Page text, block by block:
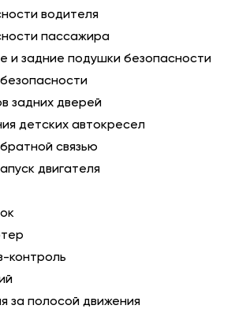
водителя
пассажира
и задние подушки безопасности
задних дверей
детских автокресел
связью
двигателя
контроль
за полосой движения